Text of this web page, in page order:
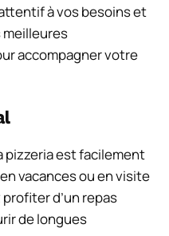
à vos besoins et
meilleures
accompagner votre
pizzeria est facilement
vacances ou en visite
d’un repas
de longues